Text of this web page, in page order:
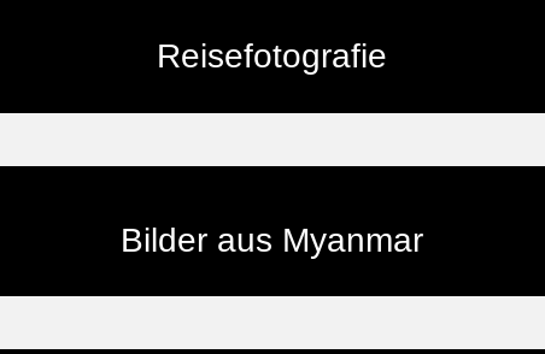
Reisefotografie
Bilder aus Myanmar